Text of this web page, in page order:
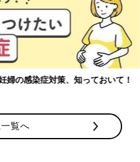
婦の感染症対策、知っておいて！
覧へ